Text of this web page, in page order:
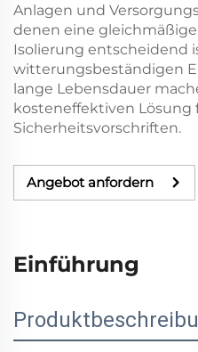
Anlagen und
denen eine
Isolierung entscheidend
witterungsbeständigen
lange Lebensdauer
kosteneffektiven Lösung
Sicherheitsvorschriften.
Angebot anfordern
Einführung